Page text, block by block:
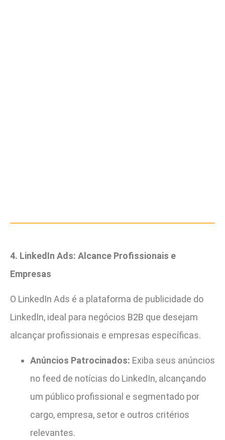
4. LinkedIn Ads: Alcance Profissionais e
Empresas
O LinkedIn Ads é a plataforma de publicidade do
LinkedIn, ideal para negócios B2B que desejam
alcançar profissionais e empresas específicas.
Anúncios Patrocinados: Exiba seus anúncios
no feed de notícias do LinkedIn, alcançando
um público profissional e segmentado por
cargo, empresa, setor e outros critérios
relevantes.